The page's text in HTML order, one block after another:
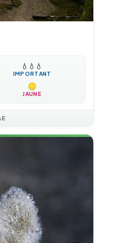
💧 💧 💧
IMPORTANT
JAUNE